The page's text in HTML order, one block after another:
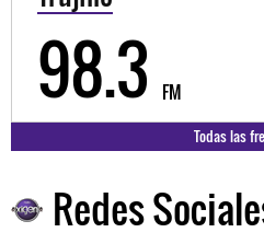
98.3 FM
Todas las
Redes